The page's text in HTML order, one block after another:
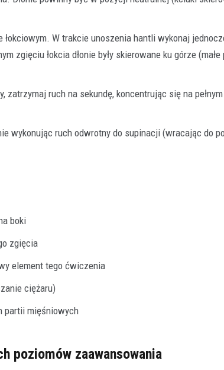
W trakcie unoszenia hantli wykonaj
zgięciu łokcia dłonie były skierowane ku górze (małe
zatrzymaj ruch na sekundę, koncentrując się na
wykonując ruch odwrotny do supinacji (wracając do
boki
zgięcia
element tego ćwiczenia
ciężaru)
partii mięśniowych
poziomów zaawansowania